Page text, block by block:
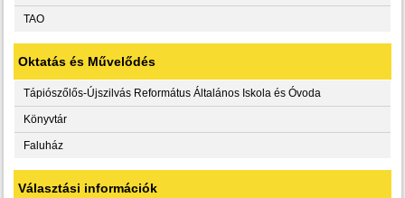
TAO
Oktatás és Művelődés
Tápiószőlős-Újszilvás Református Általános Iskola és Óvoda
Könyvtár
Faluház
Választási információk